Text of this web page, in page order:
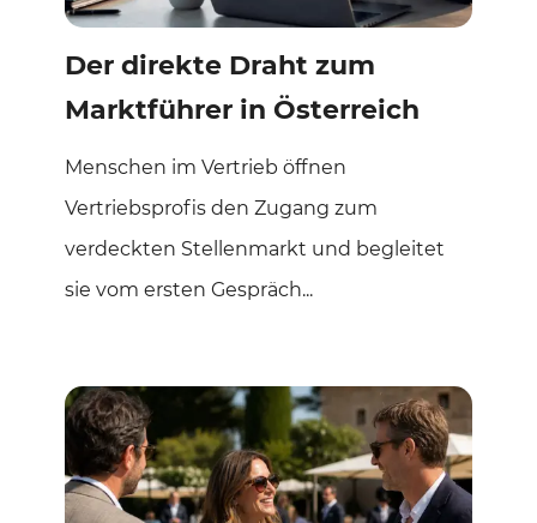
Der direkte Draht zum
Marktführer in Österreich
Menschen im Vertrieb öffnen
Vertriebsprofis den Zugang zum
verdeckten Stellenmarkt und begleitet
sie vom ersten Gespräch...